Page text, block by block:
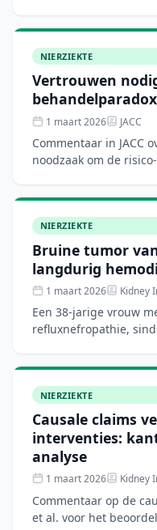
cohortstudie m
NIERZIEKTE
Vertrouwen
1 maart 2026 JACC
Commentaar in JACC
noodzaak om de
hoogrisicogroepen
NIERZIEKTE
Bruine tumor
langdurig
1 maart 2026 Kidney
Een 38-jarige vrouw
refluxnefropathie,
knieschijf — een zel
NIERZIEKTE
Causale claims
interventies:
analyse
1 maart 2026 Kidney
Commentaar op de
et al. voor het